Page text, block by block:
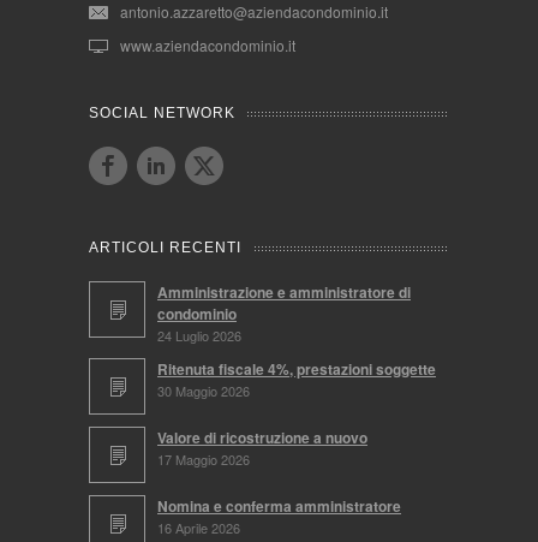
antonio.azzaretto@aziendacondominio.it
www.aziendacondominio.it
SOCIAL NETWORK
ARTICOLI RECENTI
Amministrazione e amministratore di
condominio
24 Luglio 2026
Ritenuta fiscale 4%, prestazioni soggette
30 Maggio 2026
Valore di ricostruzione a nuovo
17 Maggio 2026
Nomina e conferma amministratore
16 Aprile 2026